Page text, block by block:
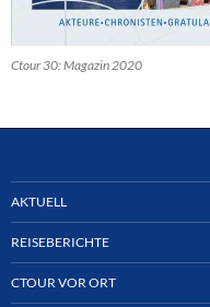
Ctour 30: Magazin 2020
AKTUELL
REISEBERICHTE
CTOUR VOR ORT